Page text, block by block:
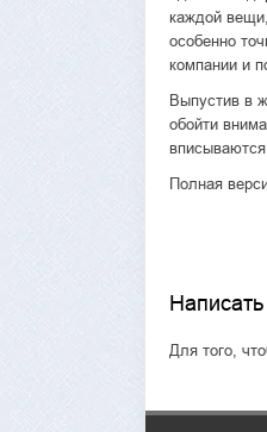
каждой
особенно
компании и
Выпустив в
обойти
Полная
Для того,